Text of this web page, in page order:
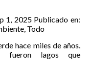
1, 2025 Publicado en:
, Todo
hace miles de años.
fueron lagos que